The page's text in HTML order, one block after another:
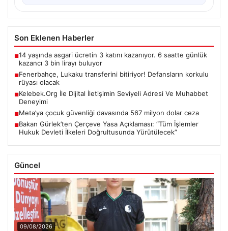
Son Eklenen Haberler
■14 yaşında asgari ücretin 3 katını kazanıyor. 6 saatte günlük
kazancı 3 bin lirayı buluyor
■Fenerbahçe, Lukaku transferini bitiriyor! Defansların korkulu
rüyası olacak
■Kelebek.Org İle Dijital İletişimin Seviyeli Adresi Ve Muhabbet
Deneyimi
■Meta’ya çocuk güvenliği davasında 567 milyon dolar ceza
■Bakan Gürlek’ten Çerçeve Yasa Açıklaması: “Tüm İşlemler
Hukuk Devleti İlkeleri Doğrultusunda Yürütülecek”
Güncel
09/08/2026